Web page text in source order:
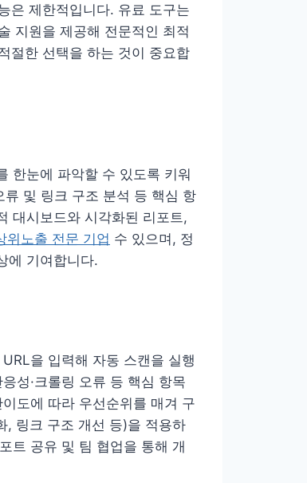
은 제한적입니다. 유료 도구는
지원을 제공해 전문적인 최적
절한 선택을 하는 것이 중요합
한눈에 파악할 수 있도록 키워
및 링크 구조 분석 등 핵심 항
대시보드와 시각화된 리포트,
위노출 전문 기업 수 있으며, 정
에 기여합니다.
을 입력해 자동 스캔을 실행
성·크롤링 오류 등 핵심 항목
도에 따라 우선순위를 매겨 구
, 링크 구조 개선 등)을 적용하
트 공유 및 팀 협업을 통해 개